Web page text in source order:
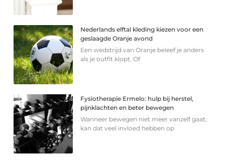
Nederlands elftal kleding kiezen voor een
geslaagde Oranje avond
Een wedstrijd van Oranje beleef je anders
als je outfit klopt. Of
Fysiotherapie Ermelo: hulp bij herstel,
pijnklachten en beter bewegen
Wanneer bewegen niet meer vanzelf gaat,
kan dat veel invloed hebben op